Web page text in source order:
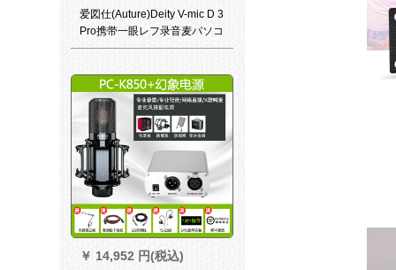
爱図仕(Auture)Deity V-mic D 3
Pro携带一眼レフ录音麦パソコ
ンビデオーV-mic D 3 Pro
￥ 14,952 円(税込)